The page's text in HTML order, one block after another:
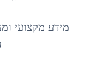
מידע מקצועי